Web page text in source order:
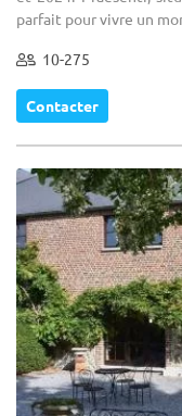
parfait pour vivre un
10-275
Contacter